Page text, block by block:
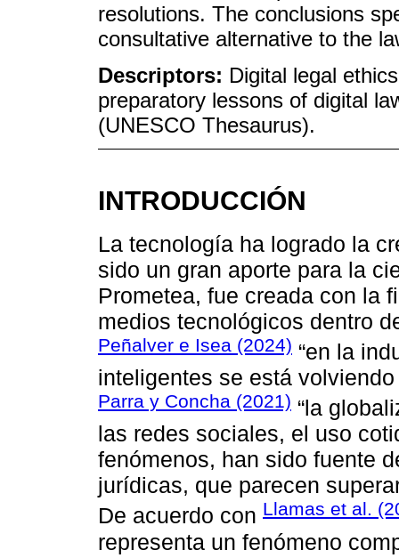
resolutions. The conclusions
consultative alternative to the
Descriptors: Digital legal
preparatory lessons of digital
(UNESCO Thesaurus).
INTRODUCCIÓN
La tecnología ha logrado la
sido un gran aporte para la
Prometea, fue creada con la
medios tecnológicos dentro
Peñalver e Isea (2024) “en la
inteligentes se está
Parra y Concha (2021) “la
las redes sociales, el uso
fenómenos, han sido fuente
jurídicas, que parecen
De acuerdo con Llamas et al.
representa un fenómeno